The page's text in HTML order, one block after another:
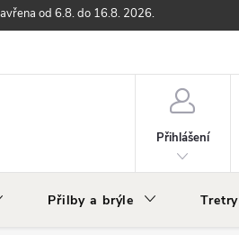
od 6.8. do 16.8. 2026.
Přihlášení
Přilby a brýle Tretry